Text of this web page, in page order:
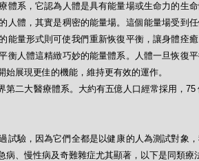
體系，它認為人體是具有能量場或生命力的生
人體，其實是稠密的能量場。這個能量場受到
能量形式則可使我們重新恢復平衡，讓身體痊
衡人體這精緻巧妙的能量體系。人體一旦恢復
展現更佳的機能，維持更有效的運作。
第二大醫療體系。大約有五億人口經常採用，75
試驗，因為它們全都是以健康的人為測試對象
、慢性病及奇難雜症尤其顯著，以下是同類療